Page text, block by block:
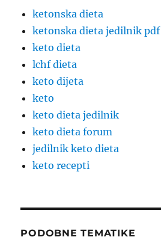
ketonska dieta
ketonska dieta jedilnik pdf
keto dieta
lchf dieta
keto dijeta
keto
keto dieta jedilnik
keto dieta forum
jedilnik keto dieta
keto recepti
PODOBNE TEMATIKE